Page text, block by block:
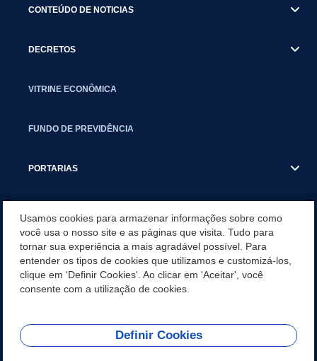
CONTEÚDO DE NOTICIAS
DECRETOS
VITRINE ECONÔMICA
FUNDO DE PREVIDÊNCIA
PORTARIAS
CONCURSO/PSS/CONVOCAÇÃO
INCENTIVOS PÚBLICOS À PROJETOS CULTURAIS - INÁCIO
MARTINS PR
REDES SOCIAIS
Usamos cookies para armazenar informações sobre como
você usa o nosso site e as páginas que visita. Tudo para
tornar sua experiência a mais agradável possível. Para
entender os tipos de cookies que utilizamos e customizá-los,
clique em 'Definir Cookies'. Ao clicar em 'Aceitar', você
consente com a utilização de cookies.
Definir Cookies